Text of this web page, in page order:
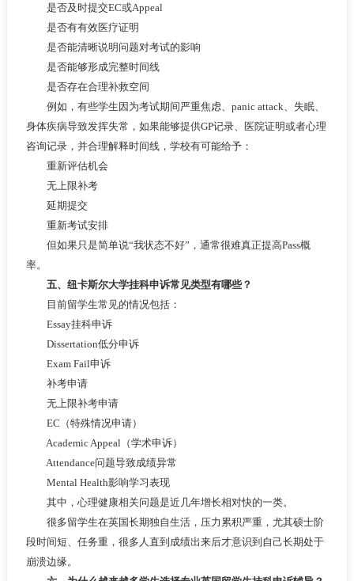
是否及时提交EC或Appeal
是否有有效医疗证明
是否能清晰说明问题对考试的影响
是否能够形成完整时间线
是否存在合理补救空间
例如，有些学生因为考试期间严重焦虑、panic attack、失眠、
身体疾病导致发挥失常，如果能够提供GP记录、医院证明或者心理
咨询记录，并合理解释时间线，学校有可能给予：
重新评估机会
无上限补考
延期提交
重新考试安排
但如果只是简单说“我状态不好”，通常很难真正提高Pass概
率。
五、纽卡斯尔大学挂科申诉常见类型有哪些？
目前留学生常见的情况包括：
Essay挂科申诉
Dissertation低分申诉
Exam Fail申诉
补考申请
无上限补考申请
EC（特殊情况申请）
Academic Appeal（学术申诉）
Attendance问题导致成绩异常
Mental Health影响学习表现
其中，心理健康相关问题是近几年增长相对快的一类。
很多留学生在英国长期独自生活，压力累积严重，尤其硕士阶
段时间短、任务重，很多人直到成绩出来后才意识到自己长期处于
崩溃边缘。